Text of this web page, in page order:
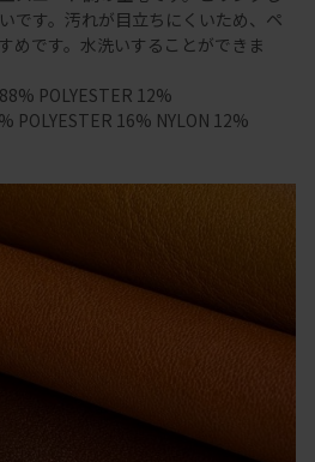
です。汚れが目立ちにくいため、ペ
めです。水洗いすることができま
POLYESTER 12%
POLYESTER 16% NYLON 12%